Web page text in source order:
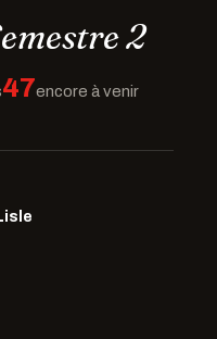
2
47encore à venir